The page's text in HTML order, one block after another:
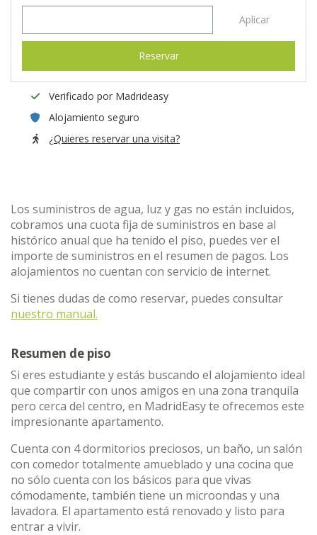
Aplicar
Reservar
Verificado por Madrideasy
Alojamiento seguro
¿Quieres reservar una visita?
Los suministros de agua, luz y gas no están incluidos,
cobramos una cuota fija de suministros en base al
histórico anual que ha tenido el piso, puedes ver el
importe de suministros en el resumen de pagos. Los
alojamientos no cuentan con servicio de internet.
Si tienes dudas de como reservar, puedes consultar
nuestro manual.
Resumen de piso
Si eres estudiante y estás buscando el alojamiento ideal
que compartir con unos amigos en una zona tranquila
pero cerca del centro, en MadridEasy te ofrecemos este
impresionante apartamento.
Cuenta con 4 dormitorios preciosos, un baño, un salón
con comedor totalmente amueblado y una cocina que
no sólo cuenta con los básicos para que vivas
cómodamente, también tiene un microondas y una
lavadora. El apartamento está renovado y listo para
entrar a vivir.